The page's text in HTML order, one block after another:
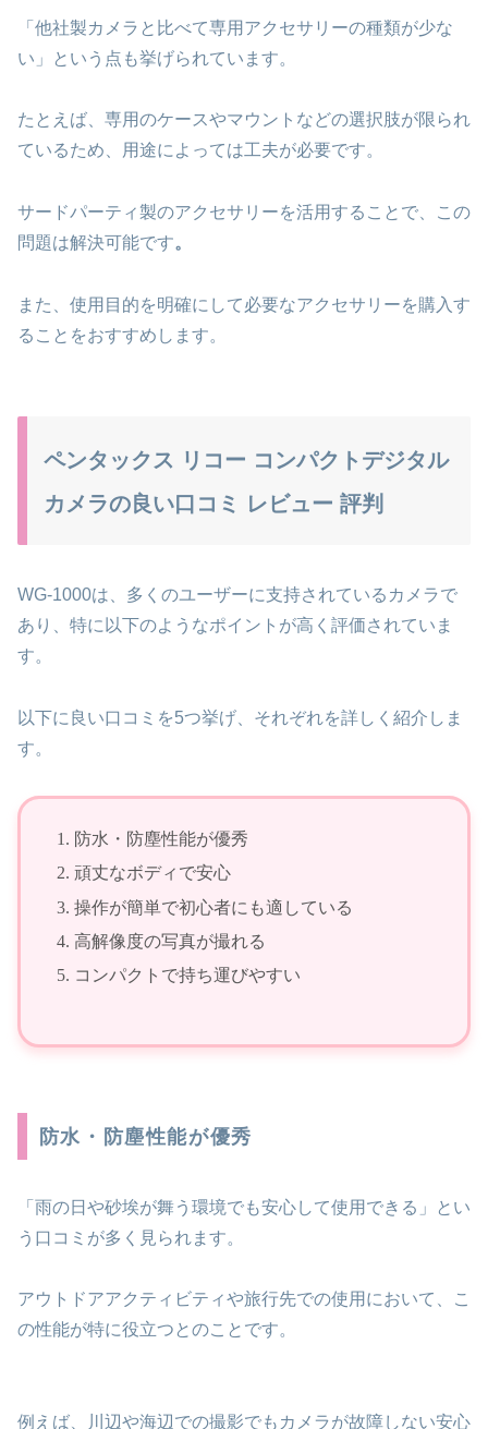
「他社製カメラと比べて専用アクセサリーの種類が少な
い」という点も挙げられています。
たとえば、専用のケースやマウントなどの選択肢が限られ
ているため、用途によっては工夫が必要です。
サードパーティ製のアクセサリーを活用することで、この
問題は解決可能です。
また、使用目的を明確にして必要なアクセサリーを購入す
ることをおすすめします。
ペンタックス リコー コンパクトデジタル
カメラの良い口コミ レビュー 評判
WG-1000は、多くのユーザーに支持されているカメラで
あり、特に以下のようなポイントが高く評価されていま
す。
以下に良い口コミを5つ挙げ、それぞれを詳しく紹介しま
す。
防水・防塵性能が優秀
頑丈なボディで安心
操作が簡単で初心者にも適している
高解像度の写真が撮れる
コンパクトで持ち運びやすい
防水・防塵性能が優秀
「雨の日や砂埃が舞う環境でも安心して使用できる」とい
う口コミが多く見られます。
アウトドアアクティビティや旅行先での使用において、こ
の性能が特に役立つとのことです。
例えば、川辺や海辺での撮影でもカメラが故障しない安心